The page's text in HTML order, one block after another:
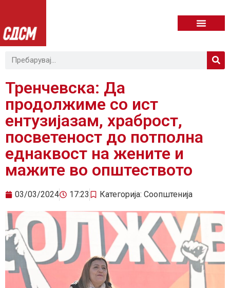
Тренчевска: Да
продолжиме со ист
ентузијазам, храброст,
посветеност до потполна
еднаквост на жените и
мажите во општеството
03/03/2024 17:23 Категорија: Соопштенија